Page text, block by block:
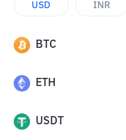
USD INR
BTC
ETH
USDT